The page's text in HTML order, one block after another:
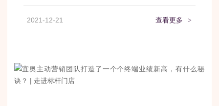
2021-12-21 查看更多 >